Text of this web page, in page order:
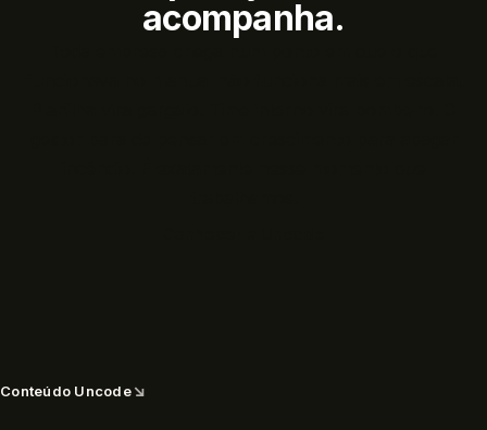
acompanha.
Conteúdo Uncode↘